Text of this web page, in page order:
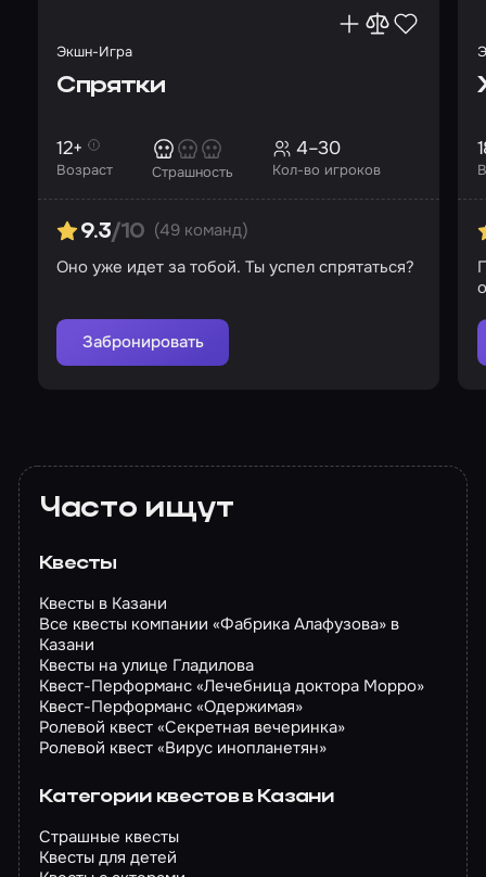
Экшн-Игра
Спрятки
Возраст
12+
Страшность Кол-во игроков
4–30
9.3/10 (49 команд)
Оно уже идет за тобой. Ты успел спрятаться?
Забронировать
Часто ищут
Квесты
Квесты в Казани
Все квесты компании «Фабрика Алафузова» в
Казани
Квесты на улице Гладилова
Квест-Перформанс «Лечебница доктора Морро»
Квест-Перформанс «Одержимая»
Ролевой квест «Секретная вечеринка»
Ролевой квест «Вирус инопланетян»
Категории квестов в Казани
Страшные квесты
Квесты для детей